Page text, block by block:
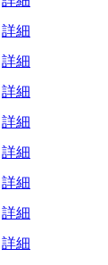
詳細
詳細
詳細
詳細
詳細
詳細
詳細
詳細